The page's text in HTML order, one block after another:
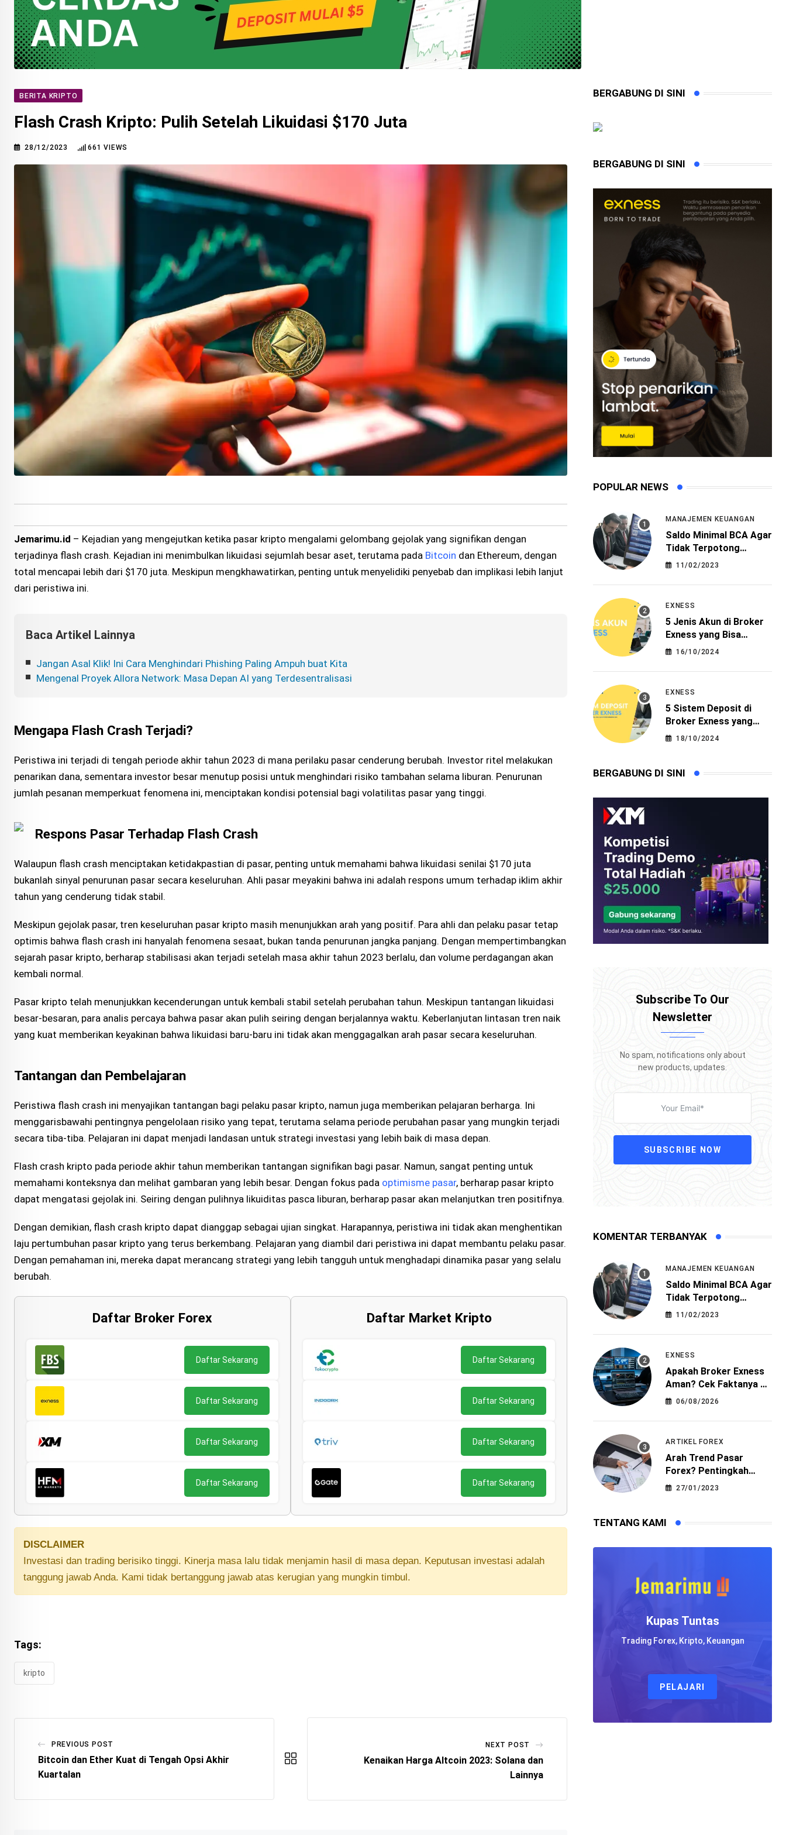
BERITA KRIPTO
Flash Crash Kripto: Pulih Setelah Likuidasi $170 Juta
28/12/2023 661 VIEWS
Jemarimu.id – Kejadian yang mengejutkan ketika pasar kripto mengalami gelombang gejolak yang signifikan dengan
terjadinya flash crash. Kejadian ini menimbulkan likuidasi sejumlah besar aset, terutama pada Bitcoin dan Ethereum, dengan
total mencapai lebih dari $170 juta. Meskipun mengkhawatirkan, penting untuk menyelidiki penyebab dan implikasi lebih lanjut
dari peristiwa ini.
Baca Artikel Lainnya
Jangan Asal Klik! Ini Cara Menghindari Phishing Paling Ampuh buat Kita
Mengenal Proyek Allora Network: Masa Depan AI yang Terdesentralisasi
Mengapa Flash Crash Terjadi?
Peristiwa ini terjadi di tengah periode akhir tahun 2023 di mana perilaku pasar cenderung berubah. Investor ritel melakukan
penarikan dana, sementara investor besar menutup posisi untuk menghindari risiko tambahan selama liburan. Penurunan
jumlah pesanan memperkuat fenomena ini, menciptakan kondisi potensial bagi volatilitas pasar yang tinggi.
Respons Pasar Terhadap Flash Crash
Walaupun flash crash menciptakan ketidakpastian di pasar, penting untuk memahami bahwa likuidasi senilai $170 juta
bukanlah sinyal penurunan pasar secara keseluruhan. Ahli pasar meyakini bahwa ini adalah respons umum terhadap iklim akhir
tahun yang cenderung tidak stabil.
Meskipun gejolak pasar, tren keseluruhan pasar kripto masih menunjukkan arah yang positif. Para ahli dan pelaku pasar tetap
optimis bahwa flash crash ini hanyalah fenomena sesaat, bukan tanda penurunan jangka panjang. Dengan mempertimbangkan
sejarah pasar kripto, berharap stabilisasi akan terjadi setelah masa akhir tahun 2023 berlalu, dan volume perdagangan akan
kembali normal.
Pasar kripto telah menunjukkan kecenderungan untuk kembali stabil setelah perubahan tahun. Meskipun tantangan likuidasi
besar-besaran, para analis percaya bahwa pasar akan pulih seiring dengan berjalannya waktu. Keberlanjutan lintasan tren naik
yang kuat memberikan keyakinan bahwa likuidasi baru-baru ini tidak akan menggagalkan arah pasar secara keseluruhan.
Tantangan dan Pembelajaran
Peristiwa flash crash ini menyajikan tantangan bagi pelaku pasar kripto, namun juga memberikan pelajaran berharga. Ini
menggarisbawahi pentingnya pengelolaan risiko yang tepat, terutama selama periode perubahan pasar yang mungkin terjadi
secara tiba-tiba. Pelajaran ini dapat menjadi landasan untuk strategi investasi yang lebih baik di masa depan.
Flash crash kripto pada periode akhir tahun memberikan tantangan signifikan bagi pasar. Namun, sangat penting untuk
memahami konteksnya dan melihat gambaran yang lebih besar. Dengan fokus pada optimisme pasar, berharap pasar kripto
dapat mengatasi gejolak ini. Seiring dengan pulihnya likuiditas pasca liburan, berharap pasar akan melanjutkan tren positifnya.
Dengan demikian, flash crash kripto dapat dianggap sebagai ujian singkat. Harapannya, peristiwa ini tidak akan menghentikan
laju pertumbuhan pasar kripto yang terus berkembang. Pelajaran yang diambil dari peristiwa ini dapat membantu pelaku pasar.
Dengan pemahaman ini, mereka dapat merancang strategi yang lebih tangguh untuk menghadapi dinamika pasar yang selalu
berubah.
Daftar Broker Forex
Daftar Sekarang
Daftar Sekarang
Daftar Sekarang
Daftar Sekarang
Daftar Market Kripto
Daftar Sekarang
Daftar Sekarang
Daftar Sekarang
Daftar Sekarang
DISCLAIMER
Investasi dan trading berisiko tinggi. Kinerja masa lalu tidak menjamin hasil di masa depan. Keputusan investasi adalah
tanggung jawab Anda. Kami tidak bertanggung jawab atas kerugian yang mungkin timbul.
Tags:
kripto
PREVIOUS POST
Bitcoin dan Ether Kuat di Tengah Opsi Akhir
Kuartalan
NEXT POST
Kenaikan Harga Altcoin 2023: Solana dan
Lainnya
BERGABUNG DI SINI
BERGABUNG DI SINI
POPULAR NEWS
MANAJEMEN KEUANGAN
Saldo Minimal BCA Agar
Tidak Terpotong
Administrasi
11/02/2023
EXNESS
5 Jenis Akun di Broker
Exness yang Bisa
Menjadi Pilihan
16/10/2024
EXNESS
5 Sistem Deposit di
Broker Exness yang
Paling Mudah
18/10/2024
BERGABUNG DI SINI
Subscribe To Our
Newsletter
No spam, notifications only about
new products, updates.
SUBSCRIBE NOW
KOMENTAR TERBANYAK
MANAJEMEN KEUANGAN
Saldo Minimal BCA Agar
Tidak Terpotong
Administrasi
11/02/2023
EXNESS
Apakah Broker Exness
Aman? Cek Faktanya di
Sini!06/08/2026
ARTIKEL FOREX
Arah Trend Pasar
Forex? Pentingkah
Dalam Trading?
27/01/2023
TENTANG KAMI
Kupas Tuntas
Trading Forex, Kripto, Keuangan
PELAJARI